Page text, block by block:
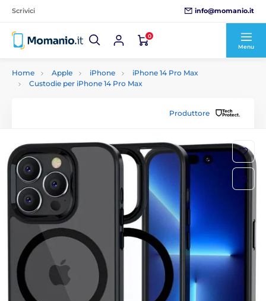
Scrivici info@momanio.it
0
Menu
Home Apple iPhone
iPhone 14 Pro Max
Custodie per iPhone 14 Pro Max
Produttore